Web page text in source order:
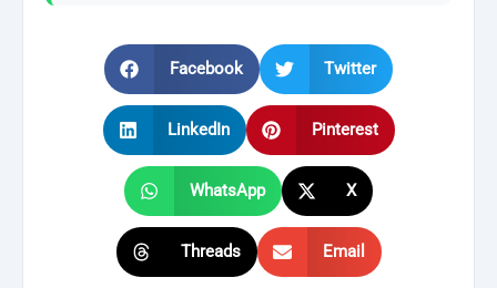
Facebook Twitter
LinkedIn Pinterest
WhatsApp X
Threads Email